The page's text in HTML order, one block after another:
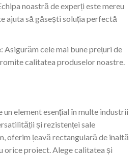
noastră de experți este mereu
ajuta să găsești soluția perfectă
: Asigurăm cele mai bune prețuri de
calitatea produselor noastre.
element esențial în multe industrii
și rezistenței sale
oferim țeavă rectangulară de înaltă
orice proiect. Alege calitatea și